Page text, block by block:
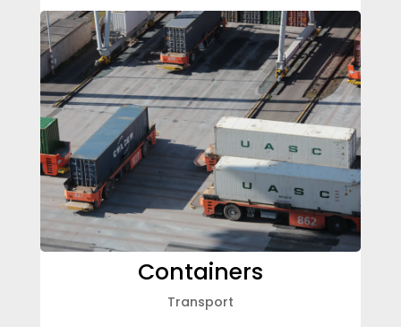
Containers
Transport